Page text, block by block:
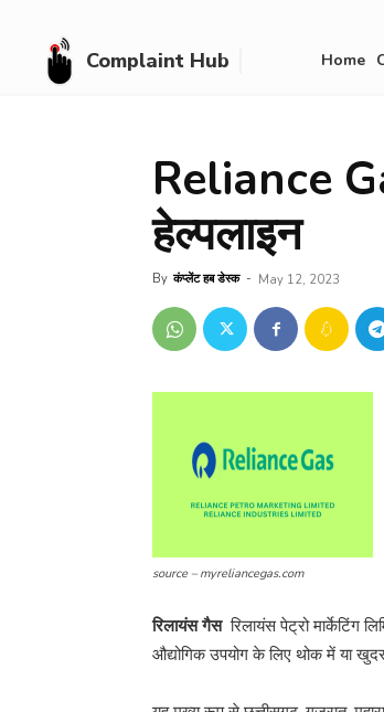
Complaint Hub Home
Reliance
हेल्पलाइन
By कंप्लेंट हब डेस्क - May 12, 2023
source – myreliancegas.com
रिलायंस गैसरिलायंस पेट्रो मार्केटिंग
औद्योगिक उपयोग के लिए थोक में या